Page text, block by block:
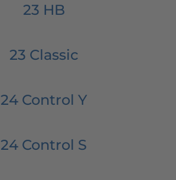
23 HB
23 Classic
24 Control Y
24 Control S